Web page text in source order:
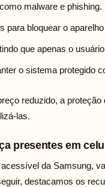
como malware e phishing.
para bloquear o
que apenas o
o sistema protegido
reduzido, a
las.
presentes em
da Samsung,
destacamos os